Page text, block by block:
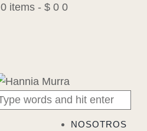
0 items - $ 0 0
NOSOTROS